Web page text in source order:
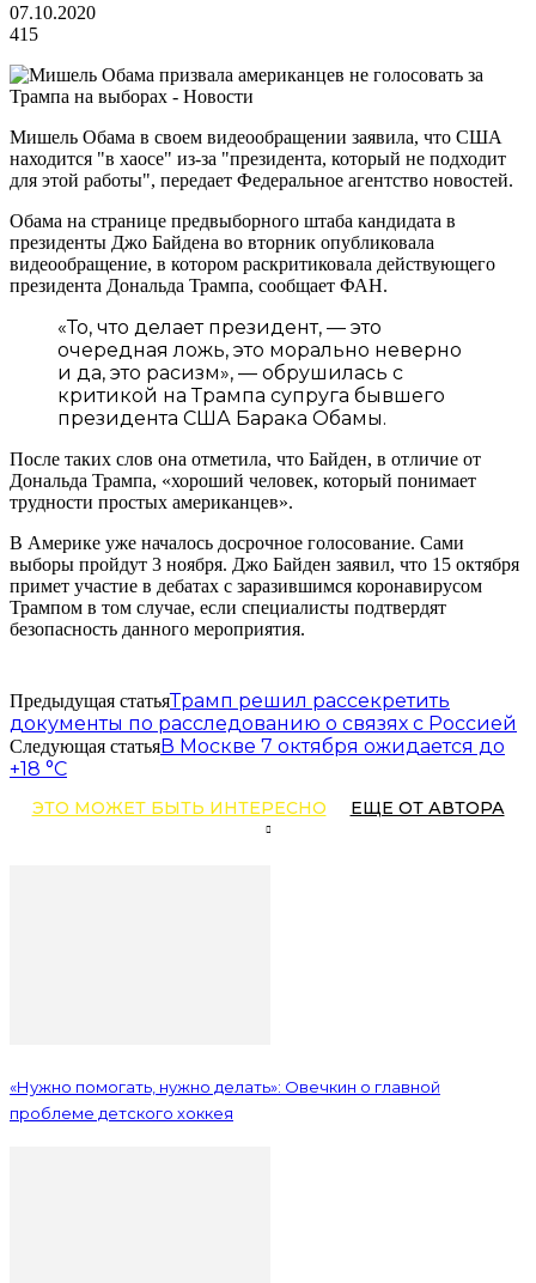
07.10.2020
415
Мишель Обама в своем видеообращении заявила, что США
находится "в хаосе" из-за "президента, который не подходит
для этой работы", передает Федеральное агентство новостей.
Обама на странице предвыборного штаба кандидата в
президенты Джо Байдена во вторник опубликовала
видеообращение, в котором раскритиковала действующего
президента Дональда Трампа, сообщает ФАН.
«То, что делает президент, — это
очередная ложь, это морально неверно
и да, это расизм», — обрушилась с
критикой на Трампа супруга бывшего
президента США Барака Обамы.
После таких слов она отметила, что Байден, в отличие от
Дональда Трампа, «хороший человек, который понимает
трудности простых американцев».
В Америке уже началось досрочное голосование. Сами
выборы пройдут 3 ноября. Джо Байден заявил, что 15 октября
примет участие в дебатах с заразившимся коронавирусом
Трампом в том случае, если специалисты подтвердят
безопасность данного мероприятия.
Предыдущая статьяТрамп решил рассекретить
документы по расследованию о связях с Россией
Следующая статьяВ Москве 7 октября ожидается до
+18 °С
ЭТО МОЖЕТ БЫТЬ ИНТЕРЕСНО ЕЩЕ ОТ АВТОРА
«Нужно помогать, нужно делать»: Овечкин о главной
проблеме детского хоккея